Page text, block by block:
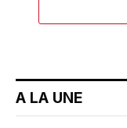
A LA UNE